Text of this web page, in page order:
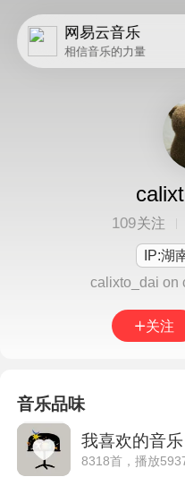
网易云音乐
相信音乐的力量
109关注
IP:湖
calixto_dai on
关注
音乐品味
我喜欢的音乐
8318首，播放